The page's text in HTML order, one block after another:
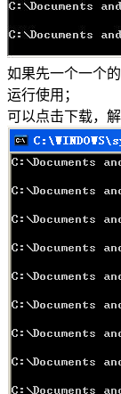
如果先一个一个
运行使用；
可以点击下载，